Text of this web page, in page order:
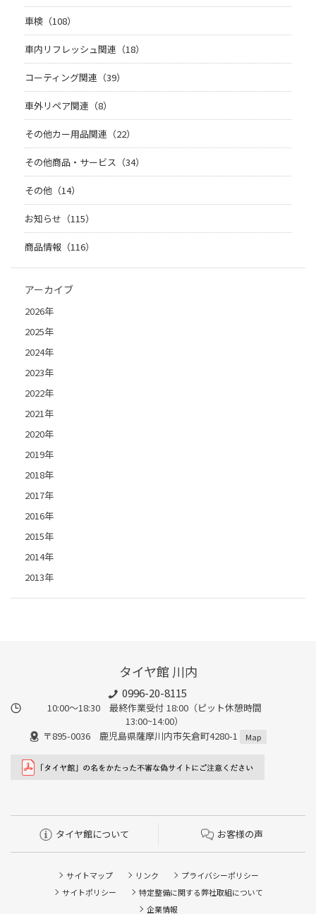
車検（108）
車内リフレッシュ関連（18）
コーティング関連（39）
車外リペア関連（8）
その他カー用品関連（22）
その他商品・サービス（34）
その他（14）
お知らせ（115）
商品情報（116）
アーカイブ
2026年
2025年
2024年
2023年
2022年
2021年
2020年
2019年
2018年
2017年
2016年
2015年
2014年
2013年
タイヤ館 川内
0996-20-8115
10:00～18:30 最終作業受付 18:00（ピット休憩時間
13:00~14:00）
〒895-0036 鹿児島県薩摩川内市矢倉町4280-1
Map
タイヤ館について お客様の声
サイトマップ リンク
プライバシーポリシー
サイトポリシー
特定整備に関する弊社取組について
企業情報